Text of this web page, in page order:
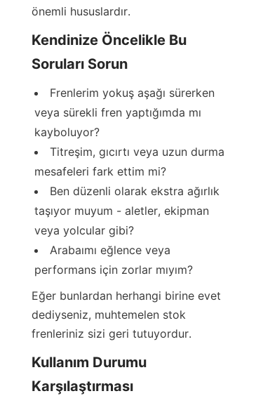
önemli hususlardır.
Kendinize Öncelikle Bu
Soruları Sorun
Frenlerim yokuş aşağı sürerken
veya sürekli fren yaptığımda mı
kayboluyor?
Titreşim, gıcırtı veya uzun durma
mesafeleri fark ettim mi?
Ben düzenli olarak ekstra ağırlık
taşıyor muyum - aletler, ekipman
veya yolcular gibi?
Arabaımı eğlence veya
performans için zorlar mıyım?
Eğer bunlardan herhangi birine evet
dediyseniz, muhtemelen stok
frenleriniz sizi geri tutuyordur.
Kullanım Durumu
Karşılaştırması